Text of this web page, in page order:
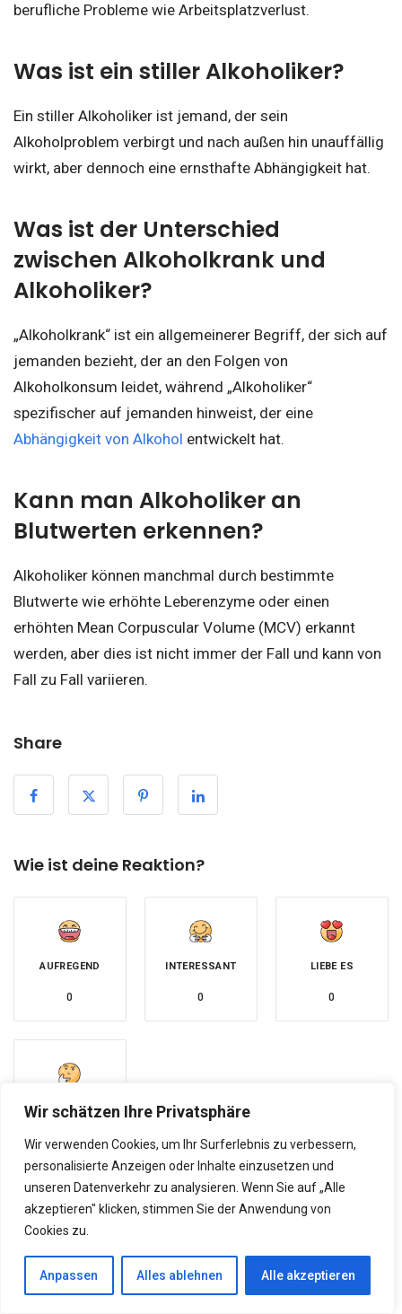
Wir schätzen Ihre Privatsphäre
Wir verwenden Cookies, um Ihr Surferlebnis zu verbessern,
personalisierte Anzeigen oder Inhalte einzusetzen und
unseren Datenverkehr zu analysieren. Wenn Sie auf „Alle
akzeptieren" klicken, stimmen Sie der Anwendung von
Cookies zu.
Anpassen Alles ablehnen Alle akzeptieren
berufliche Probleme wie Arbeitsplatzverlust.
Was ist ein stiller Alkoholiker?
Ein stiller Alkoholiker ist jemand, der sein
Alkoholproblem verbirgt und nach außen hin unauffällig
wirkt, aber dennoch eine ernsthafte Abhängigkeit hat.
Was ist der Unterschied
zwischen Alkoholkrank und
Alkoholiker?
„Alkoholkrank“ ist ein allgemeinerer Begriff, der sich auf
jemanden bezieht, der an den Folgen von
Alkoholkonsum leidet, während „Alkoholiker“
spezifischer auf jemanden hinweist, der eine
Abhängigkeit von Alkohol entwickelt hat.
Kann man Alkoholiker an
Blutwerten erkennen?
Alkoholiker können manchmal durch bestimmte
Blutwerte wie erhöhte Leberenzyme oder einen
erhöhten Mean Corpuscular Volume (MCV) erkannt
werden, aber dies ist nicht immer der Fall und kann von
Fall zu Fall variieren.
Share
Wie ist deine Reaktion?
AUFREGEND
0
INTERESSANT
0
LIEBE ES
0
UNSICHER
0
Gesundheit Lifestyle
« ZURÜCK ZUR VORHERIGEN SEITE